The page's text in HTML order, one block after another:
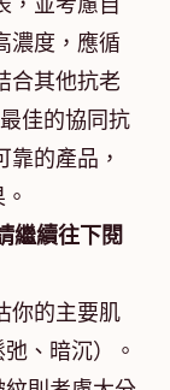
濃度，應循
合其他抗老
佳的協同抗
的產品，
繼續往下閱
你的主要肌
、暗沉）。